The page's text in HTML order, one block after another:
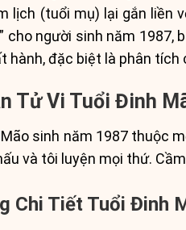
lịch (tuổi mụ) lại gắn liền
cho người sinh năm 1987,
hành, đặc biệt là phân
Tử Vi Tuổi Đinh
sinh năm 1987 thuộc
và tôi luyện mọi thứ.
Chi Tiết Tuổi Đinh